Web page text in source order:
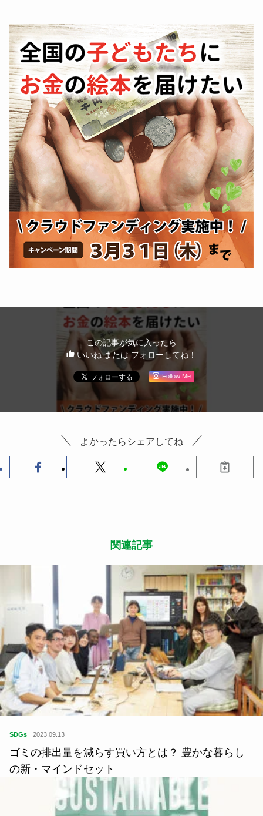
この記事が気に入ったら
いいね または フォローしてね！
Follow Me
よかったらシェアしてね
関連記事
SDGs 2023.09.13
ゴミの排出量を減らす買い方とは？ 豊かな暮らし
の新・マインドセット